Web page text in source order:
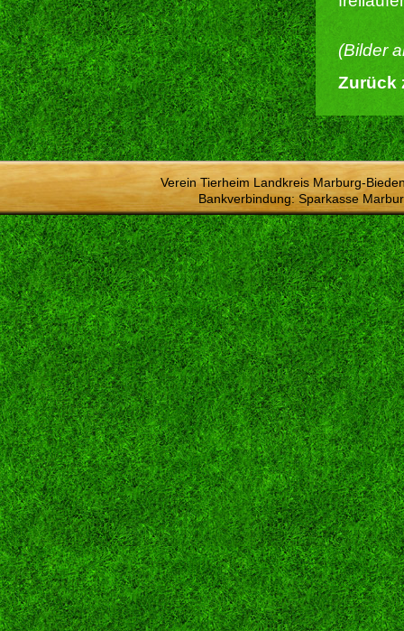
(Bilder
Zurück
Verein Tierheim Landkreis Marburg-
Bankverbindung: Sparkasse